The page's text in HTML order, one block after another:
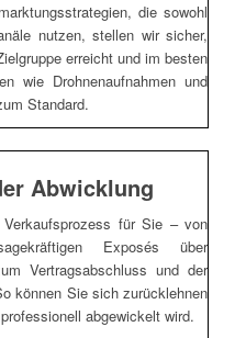
die sowohl
nutzen, stellen wir sicher,
erreicht und im besten
wie Drohnenaufnahmen und
Standard.
Abwicklung
für Sie – von
Exposés über
Vertragsabschluss und der
können Sie sich zurücklehnen
abgewickelt wird.